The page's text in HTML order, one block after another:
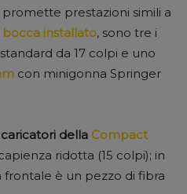
prestazioni simili a
installato, sono tre i
da 17 colpi e uno
con minigonna Springer
della Compact
ridotta (15 colpi); in
è un pezzo di fibra